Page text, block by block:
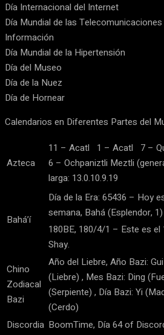
Día Internacional del Internet
Día Mundial de las
Información
Día Mundial de la Hipertensión
Día del Museo
Día de la Nuez
Día de Hornear
Calendarios en Diferentes Partes del
Azteca
11 – Acatl 1 – Acatl 7 –
6 – Ochpaniztli Meztli
larga: 13.0.10.9.19
Bahá’í
Día de la Era: 65436 – Hoy
semana, Bahá (Esplendor,
180BE, 180/4/1 – Este es el
Shay.
Chino
Zodiacal
Bazi
Año del Liebre, Año Bazi:
(Liebre) , Mes Bazi: Ding
(Serpiente) , Día Bazi: Yi
(Cerdo)
Discordia BoomTime, Día 64 of